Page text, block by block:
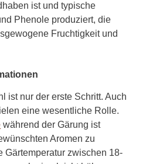
ist und typische
Phenole produziert, die
Fruchtigkeit und
ist nur der erste Schritt. Auch
eine wesentliche Rolle.
während der Gärung ist
Aromen zu
Gärtemperatur zwischen 18-